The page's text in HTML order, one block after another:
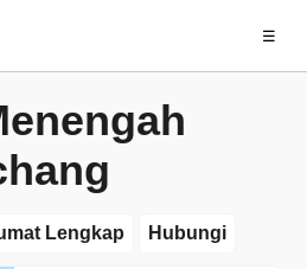
☰
Lengkap Hubungi